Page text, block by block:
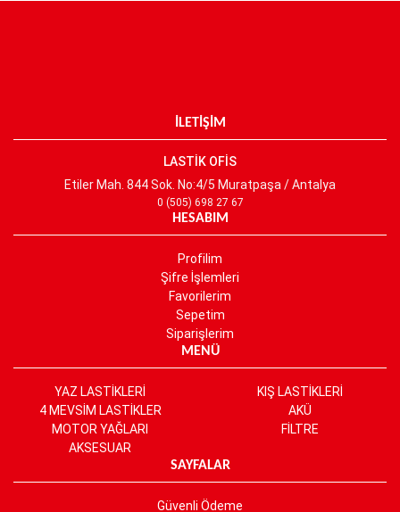
İLETİŞİM
LASTİK OFİS
Etiler Mah. 844 Sok. No:4/5 Muratpaşa / Antalya
0 (505) 698 27 67
HESABIM
Profilim
Şifre İşlemleri
Favorilerim
Sepetim
Siparişlerim
MENÜ
YAZ LASTİKLERİ
KIŞ LASTİKLERİ
4 MEVSİM LASTİKLER
AKÜ
MOTOR YAĞLARI
FİLTRE
AKSESUAR
SAYFALAR
Güvenli Ödeme